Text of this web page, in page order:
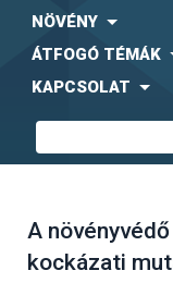
NÖVÉNY
ÁTFOGÓ TÉMÁK
KAPCSOLAT
A
kockázati